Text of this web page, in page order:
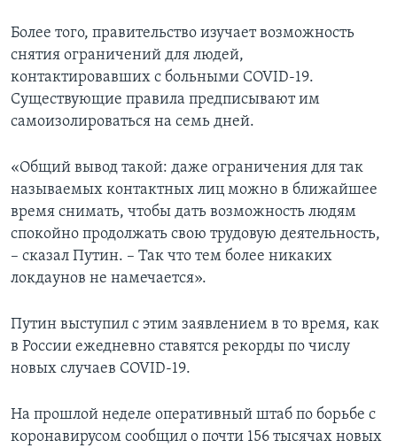
Более того, правительство изучает возможность
снятия ограничений для людей,
контактировавших с больными COVID-19.
Существующие правила предписывают им
самоизолироваться на семь дней.
«Общий вывод такой: даже ограничения для так
называемых контактных лиц можно в ближайшее
время снимать, чтобы дать возможность людям
спокойно продолжать свою трудовую деятельность,
– сказал Путин. – Так что тем более никаких
локдаунов не намечается».
Путин выступил с этим заявлением в то время, как
в России ежедневно ставятся рекорды по числу
новых случаев COVID-19.
На прошлой неделе оперативный штаб по борьбе с
коронавирусом сообщил о почти 156 тысячах новых